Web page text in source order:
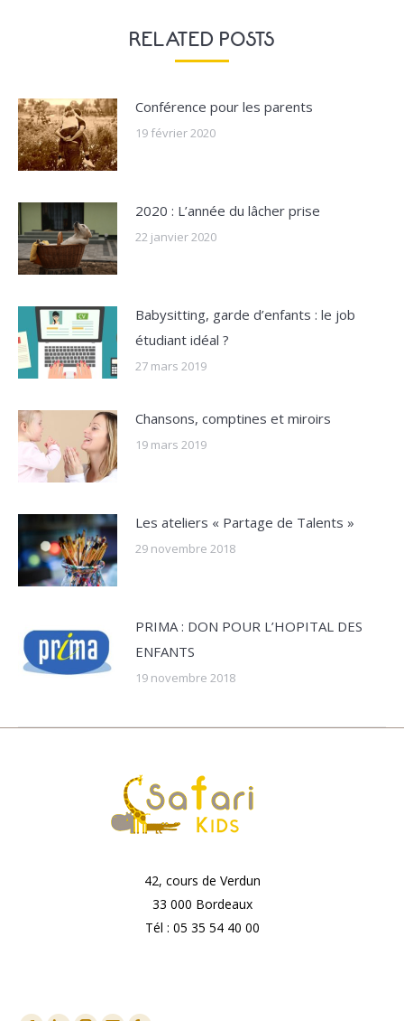
RELATED POSTS
Conférence pour les parents
19 février 2020
2020 : L’année du lâcher prise
22 janvier 2020
Babysitting, garde d’enfants : le job
étudiant idéal ?
27 mars 2019
Chansons, comptines et miroirs
19 mars 2019
Les ateliers « Partage de Talents »
29 novembre 2018
PRIMA : DON POUR L’HOPITAL DES
ENFANTS
19 novembre 2018
42, cours de Verdun
33 000 Bordeaux
Tél : 05 35 54 40 00